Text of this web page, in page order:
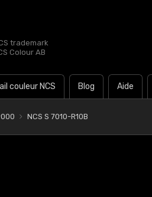
trademark
Colour AB
couleur NCS Blog Aide
NCS S 7010-R10B